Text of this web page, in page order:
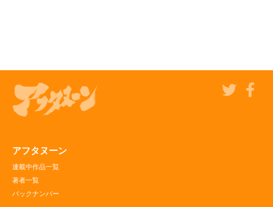
アフタヌーン
連載中作品一覧
著者一覧
バックナンバー